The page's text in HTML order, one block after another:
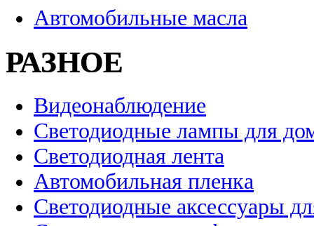
Автомобильные масла
РАЗНОЕ
Видеонаблюдение
Светодиодные лампы для
Светодиодная лента
Автомобильная пленка
Светодиодные аксессуары